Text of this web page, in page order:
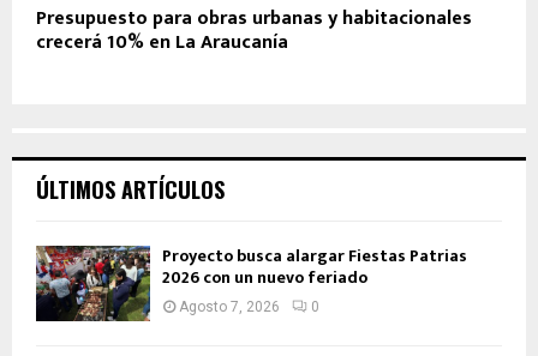
Presupuesto para obras urbanas y habitacionales
crecerá 10% en La Araucanía
ÚLTIMOS ARTÍCULOS
Proyecto busca alargar Fiestas Patrias
2026 con un nuevo feriado
Agosto 7, 2026 0